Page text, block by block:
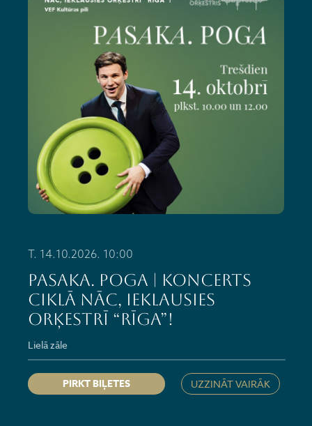
T. 14.10.2026. 10:00
PASAKA. POGA | Koncerts
ciklā NĀC, IEKLAUSIES
ORĶESTRĪ “RĪGA”!
Lielā zāle
PIRKT BIĻETES UZZINĀT VAIRĀK